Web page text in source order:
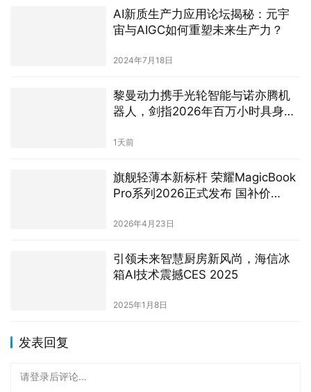
AI新质生产力应用论坛揭秘：元宇
宙与AIGC如何重塑未来生产力？
2024年7月18日
黎曼动力携手光轮智能与诺亦腾机
器人，剑指2026年百万小时具身智
1天前
旗舰轻薄本新标杆 荣耀MagicBook
Pro系列2026正式发布 国补价
2026年4月23日
引领未来智慧厨房新风尚，海信冰
箱AI技术震撼CES 2025
2025年1月8日
发表回复
请登录后评论...